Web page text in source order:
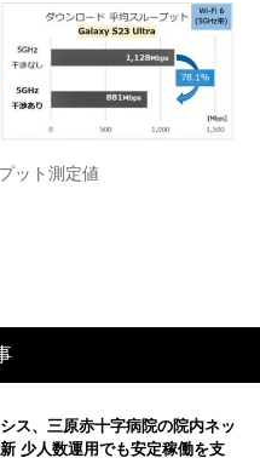
ット測定値
ス、三原赤十字病院の院内ネッ
少人数運用でも安定稼働を支